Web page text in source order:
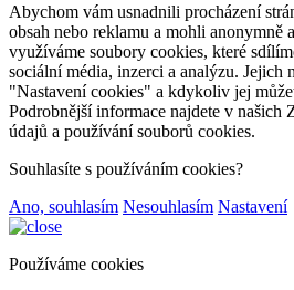
Abychom vám usnadnili procházení
obsah nebo reklamu a mohli anonymně
využíváme soubory cookies, které
sociální média, inzerci a analýzu. Jejich
"Nastavení cookies" a kdykoliv jej
Podrobnější informace najdete v našich
údajů a používání souborů cookies.
Souhlasíte s používáním cookies?
Ano, souhlasím Nesouhlasím Nastavení
Používáme cookies